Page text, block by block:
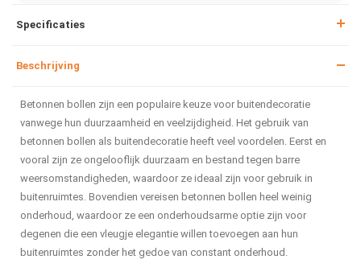
Specificaties
Beschrijving
Betonnen bollen zijn een populaire keuze voor buitendecoratie
vanwege hun duurzaamheid en veelzijdigheid. Het gebruik van
betonnen bollen als buitendecoratie heeft veel voordelen. Eerst en
vooral zijn ze ongelooflijk duurzaam en bestand tegen barre
weersomstandigheden, waardoor ze ideaal zijn voor gebruik in
buitenruimtes. Bovendien vereisen betonnen bollen heel weinig
onderhoud, waardoor ze een onderhoudsarme optie zijn voor
degenen die een vleugje elegantie willen toevoegen aan hun
buitenruimtes zonder het gedoe van constant onderhoud.